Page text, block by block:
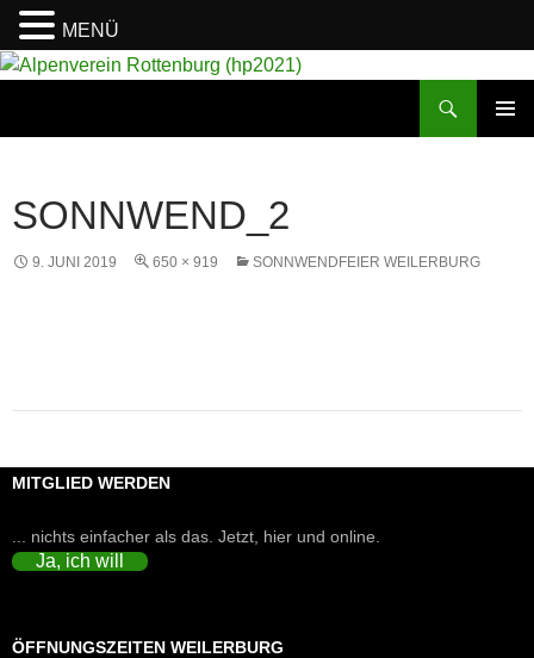
SONNWEND_2
9. JUNI 2019 650 × 919 SONNWENDFEIER WEILERBURG
MITGLIED WERDEN
... nichts einfacher als das. Jetzt, hier und online.
Ja, ich will
ÖFFNUNGSZEITEN WEILERBURG
MENÜ